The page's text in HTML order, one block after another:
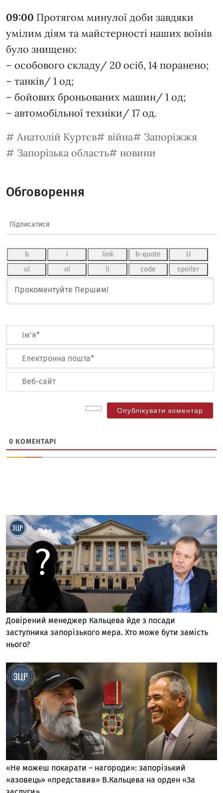
09:00 Протягом минулої доби завдяки
умілим діям та майстерності наших воїнів
було знищено:
– особового складу/ 20 осіб, 14 поранено;
– танків/ 1 од;
– бойових броньованих машин/ 1 од;
– автомобільної техніки/ 17 од.
Анатолій Куртєв
війна
Запоріжжя
Запорізька область
новини
Обговорення
Підписатися
0 КОМЕНТАРІ
Довірений менеджер Кальцева йде з посади
заступника запорізького мера. Хто може бути замість
нього?
«Не можеш покарати – нагороди»: запорізький
«азовець» «представив» В.Кальцева на орден «За